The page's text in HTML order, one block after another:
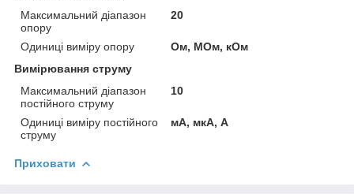
Максимальний діапазон
опору
20
Одиниці виміру опору
Ом, МОм, кОм
Вимірювання струму
Максимальний діапазон
постійного струму
10
Одиниці виміру постійного
струму
мА, мкА, А
Приховати